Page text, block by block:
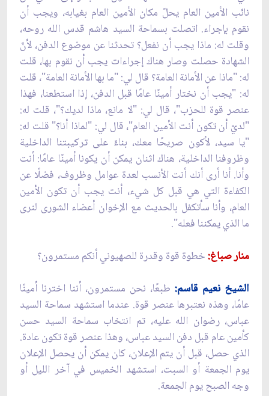
نائب الأمين العام يحلّ مكان الأمين العام بغيابه، ويجب أن
نقوم بإجراء. اتصلت بسماحة السيد هاشم قدس الله روحه،
وقلت له: ماذا يجب أن نفعل؟ تحدثنا عن موضوع الدفن، لأنّ
الشهادة حصلت وصار هناك إجراءات يجب أن نقوم بها، قلت
له: "ماذا عن الأمانة العامة؟ قال لي: "ما بها الأمانة العامة"، قلت
له: "يجب أن نختار أمينًا عامًا قبل الدفن، إذا استطعنا، فهذا
عنصر قوة للحزب"، قال لي: "لا مانع، ماذا لديك؟"، قلت له:
"لديّ أن تكون أنت الأمين العام"، قال لي: "لماذا أنا؟" قلت له:
"يا سيد، لأكون صريحًا معك، بناءً على تركيبتنا الداخلية
وظروفنا الداخلية، هناك اثنان يمكن أن يكونا أمينًا عامًا: أنت
وأنا. أنا أرى أنك أنت الأنسب لعدة عوامل وظروف، فضلًا عن
الكفاءة التي هي قبل كل شيء، أنت يجب أن تكون الأمين
العام، وأنا سأتكفل بالحديث مع الإخوان أعضاء الشورى لنرى
ما الذي يمكننا فعله".
منار صباغ:خطوة قوة وقدرة للصهيوني أنكم مستمرون؟
الشيخ نعيم قاسم:طبعًا، نحن مستمرون، أننا اخترنا أمينًا
عامًا، وهذه نعتبرها عنصر قوة. عندما استشهد سماحة السيد
عباس، رضوان الله عليه، تم انتخاب سماحة السيد حسن
كأمين عام قبل دفن السيد عباس، وهذا عنصر قوة تكون عادة.
الذي حصل، قبل أن يتم الإعلان، كان يمكن أن يحصل الإعلان
يوم الجمعة أو السبت، استشهد الخميس في آخر الليل أو
وجه الصبح يوم الجمعة.